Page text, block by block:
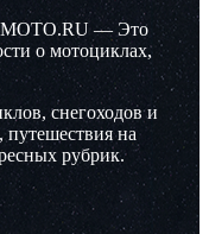
MOTO.RU — Это
о мотоциклах,
снегоходов и
путешествия на
рубрик.